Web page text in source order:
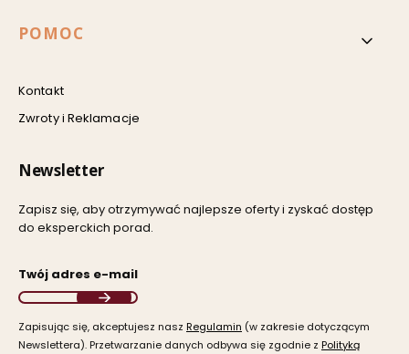
POMOC
Kontakt
Zwroty i Reklamacje
Newsletter
Zapisz się, aby otrzymywać najlepsze oferty i zyskać dostęp
do eksperckich porad.
Twój adres e-mail
Zapisując się, akceptujesz nasz ​ Regulamin ​​​ (w zakresie dotyczącym
Newslettera). Przetwarzanie danych odbywa się zgodnie z ​ Polityką